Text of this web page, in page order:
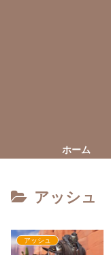
ホーム
アッシュ
アッシュ